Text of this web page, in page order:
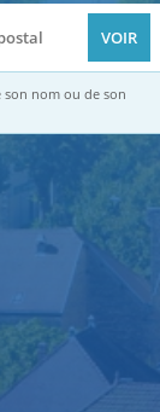
son nom ou de son